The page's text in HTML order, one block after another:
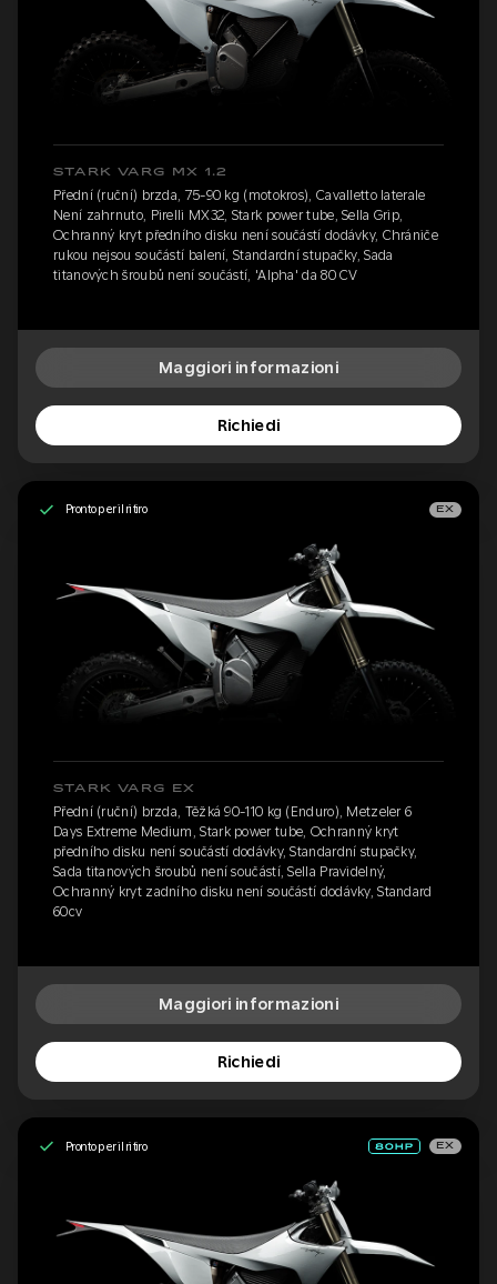
STARK VARG MX 1.2
Přední (ruční) brzda, 75-90 kg (motokros), Cavalletto laterale
Není zahrnuto, Pirelli MX32, Stark power tube, Sella Grip,
Ochranný kryt předního disku není součástí dodávky, Chrániče
rukou nejsou součástí balení, Standardní stupačky, Sada
titanových šroubů není součástí, 'Alpha' da 80 CV
Maggiori informazioni
Richiedi
Pronto per il ritiro EX
STARK VARG EX
Přední (ruční) brzda, Těžká 90-110 kg (Enduro), Metzeler 6
Days Extreme Medium, Stark power tube, Ochranný kryt
předního disku není součástí dodávky, Standardní stupačky,
Sada titanových šroubů není součástí, Sella Pravidelný,
Ochranný kryt zadního disku není součástí dodávky, Standard
60cv
Maggiori informazioni
Richiedi
Pronto per il ritiro EX